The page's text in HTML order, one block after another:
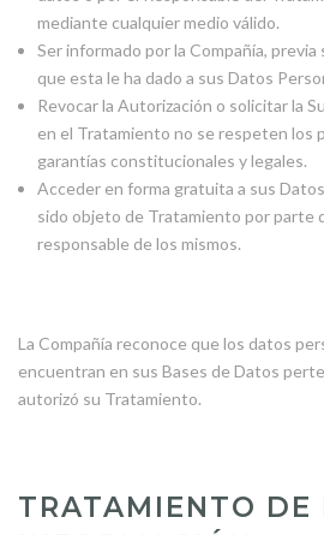
mediante cualquier medio válido.
Ser informado por la Compañía,
que esta le ha dado a sus Datos
Revocar la Autorización o solicitar la
en el Tratamiento no se respeten los
garantías constitucionales y legales.
Acceder en forma gratuita a sus
sido objeto de Tratamiento por parte
responsable de los mismos.
La Compañía reconoce que los datos
encuentran en sus Bases de Datos
autorizó su Tratamiento.
TRATAMIENTO DE